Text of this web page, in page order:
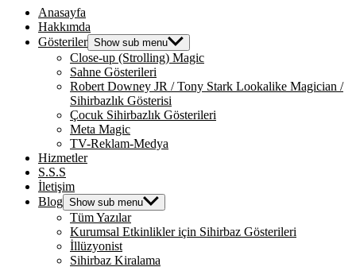
Anasayfa
Hakkımda
Gösteriler Show sub menu
Close-up (Strolling) Magic
Sahne Gösterileri
Robert Downey JR / Tony Stark Lookalike Magician /
Sihirbazlık Gösterisi
Çocuk Sihirbazlık Gösterileri
Meta Magic
TV-Reklam-Medya
Hizmetler
S.S.S
İletişim
Blog Show sub menu
Tüm Yazılar
Kurumsal Etkinlikler için Sihirbaz Gösterileri
İllüzyonist
Sihirbaz Kiralama